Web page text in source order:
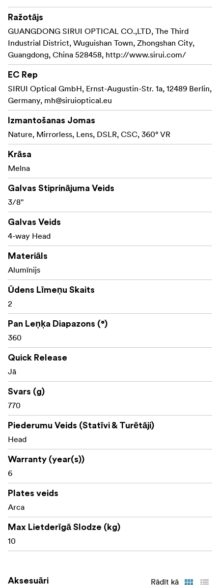
Features
Four axis of adjustment for easily creating every
shooting angle (360°, -55°~+90°, -90°~+90°, 360°)
Two axis can be tilted -55°~ +90° or -90°~ +90° and
locked
360° panning base and top platform
Folding handles make the head streamline and
portable
Ražotājs
GUANGDONG SIRUI OPTICAL CO.,LTD, The Third
Industrial District, Wuguishan Town, Zhongshan City,
Guangdong, China 528458, http://www.sirui.com/
EC Rep
SIRUI Optical GmbH, Ernst-Augustin-Str. 1a, 12489 Berlin,
Germany, mh@siruioptical.eu
Izmantošanas Jomas
Nature, Mirrorless, Lens, DSLR, CSC, 360° VR
Krāsa
Melna
Galvas Stiprinājuma Veids
3/8"
Galvas Veids
4-way Head
Materiāls
Alumīnijs
Ūdens Līmeņu Skaits
2
Pan Leņķa Diapazons (°)
360
Quick Release
Jā
Svars (g)
770
Piederumu Veids (Statīvi & Turētāji)
Head
Warranty (year(s))
6
Plates veids
Arca
Max Lietderīgā Slodze (kg)
10
Aksesuāri Rādīt kā